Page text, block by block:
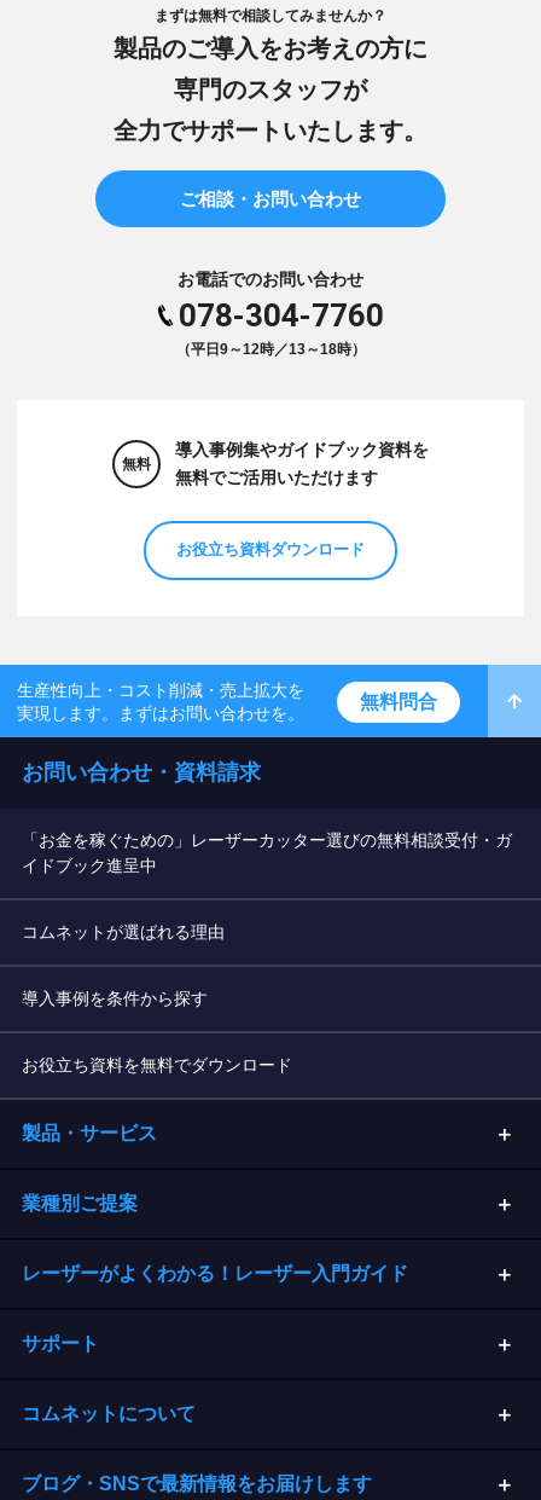
まずは無料で相談してみませんか？
製品のご導入をお考えの方に
専門のスタッフが
全力でサポートいたします。
ご相談・お問い合わせ
お電話でのお問い合わせ
078-304-7760
（平日9～12時／13～18時）
無料
導入事例集やガイドブック資料を
無料でご活用いただけます
お役立ち資料ダウンロード
生産性向上・コスト削減・売上拡大を
実現します。まずはお問い合わせを。
無料問合
お問い合わせ・資料請求
「お金を稼ぐための」レーザーカッター選びの無料相談受付・ガ
イドブック進呈中
コムネットが選ばれる理由
導入事例を条件から探す
お役立ち資料を無料でダウンロード
製品・サービス
業種別ご提案
レーザーがよくわかる！レーザー入門ガイド
サポート
コムネットについて
ブログ・SNSで最新情報をお届けします